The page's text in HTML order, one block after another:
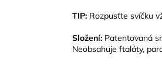
TIP: Rozpusťte svíčku
Složení: Patentovaná
Neobsahuje ftaláty,